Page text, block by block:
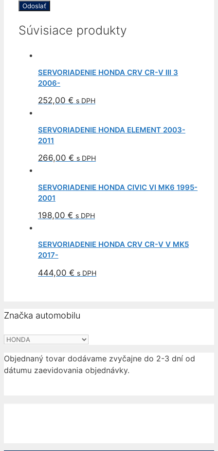
Súvisiace produkty
SERVORIADENIE HONDA CRV CR-V III 3
2006-
252,00 € s DPH
SERVORIADENIE HONDA ELEMENT 2003-
2011
266,00 € s DPH
SERVORIADENIE HONDA CIVIC VI MK6 1995-
2001
198,00 € s DPH
SERVORIADENIE HONDA CRV CR-V V MK5
2017-
444,00 € s DPH
Značka automobilu
Objednaný tovar dodávame zvyčajne do 2-3 dní od
dátumu zaevidovania objednávky.